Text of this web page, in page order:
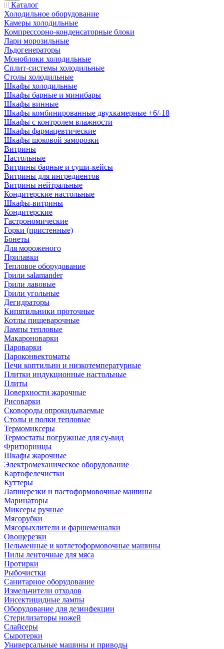
Каталог
Холодильное оборудование
Камеры холодильные
Компрессорно-конденсаторные блоки
Лари морозильные
Льдогенераторы
Моноблоки холодильные
Сплит-системы холодильные
Столы холодильные
Шкафы холодильные
Шкафы барные и минибары
Шкафы винные
Шкафы комбинированные двухкамерные +6/-18
Шкафы с контролем влажности
Шкафы фармацевтические
Шкафы шоковой заморозки
Витрины
Настольные
Витрины барные и суши-кейсы
Витрины для ингредиентов
Витрины нейтральные
Кондитерские настольные
Шкафы-витрины
Кондитерские
Гастрономические
Горки (пристенные)
Бонеты
Для мороженого
Прилавки
Тепловое оборудование
Грили salamander
Грили лавовые
Грили угольные
Дегидраторы
Кипятильники проточные
Котлы пищеварочные
Лампы тепловые
Макароноварки
Пароварки
Пароконвектоматы
Печи коптильни и низкотемпературные
Плитки индукционные настольные
Плиты
Поверхности жарочные
Рисоварки
Сковороды опрокидываемые
Столы и полки тепловые
Термомиксеры
Термостаты погружные для су-вид
Фритюрницы
Шкафы жарочные
Электромеханическое оборудование
Картофелечистки
Куттеры
Лапшерезки и пастоформовочные машины
Маринаторы
Миксеры ручные
Мясорубки
Мясорыхлители и фаршемешалки
Овощерезки
Пельменные и котлетоформовочные машины
Пилы ленточные для мяса
Протирки
Рыбочистки
Санитарное оборудование
Измельчители отходов
Инсектицидные лампы
Оборудование для дезинфекции
Стерилизаторы ножей
Слайсеры
Сыротерки
Универсальные машины и приводы